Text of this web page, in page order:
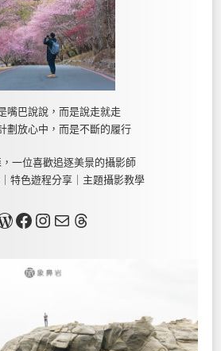
嘴巴說說，而是說走就走
劃放心中，而是不斷的履行
一位喜歡追逐美景的攝影師
特色遊程分享｜主題攝影教學
我Facebook InstagramMail Threads